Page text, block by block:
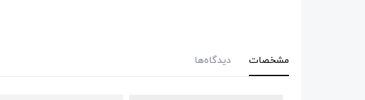
مشخصات دیدگاه‌ها